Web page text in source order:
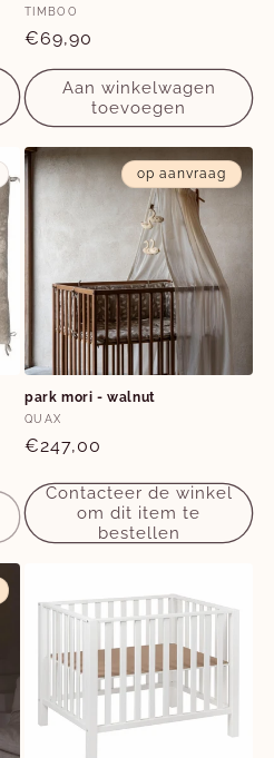
Verkoper:
TIMBOO
Normale
prijs
€69,90
Aan winkelwagen
toevoegen
op aanvraag
park mori - walnut
Verkoper:
QUAX
Normale
€247,00
Contacteer de winkel
om dit item te
bestellen